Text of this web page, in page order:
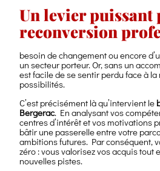
Un levier puissant
reconversion
besoin de changement ou encore
un secteur porteur. Or, sans un
est facile de se sentir perdu face à
possibilités.
C’est précisément là qu’intervient le
Bergerac. En analysant vos
centres d’intérêt et vos motivations
bâtir une passerelle entre votre
ambitions futures. Par conséquent,
zéro : vous valorisez vos acquis tout
nouvelles pistes.